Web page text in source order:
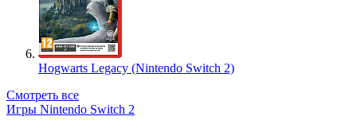
Hogwarts Legacy (Nintendo Switch 2)
Смотреть все
Игры Nintendo Switch 2